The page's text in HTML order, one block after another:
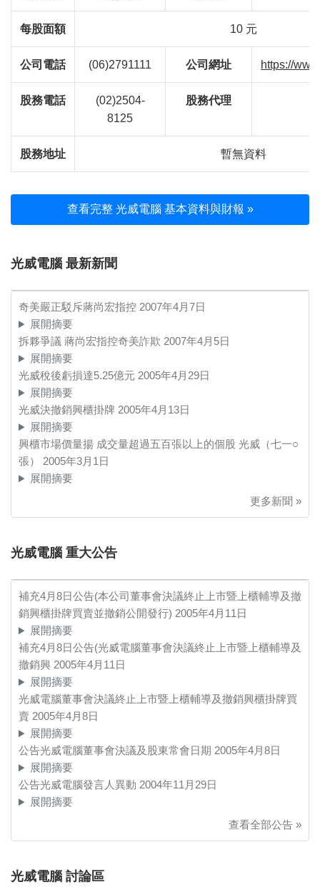
每股面額 10 元
公司電話 (06)2791111 公司網址 https://
股務電話
(02)2504-
8125
股務代理
股務地址 暫無資料
查看完整 光威電腦 基本資料與財報 »
光威電腦 最新新聞
奇美嚴正駁斥蔣尚宏指控 2007年4月7日
展開摘要
拆夥爭議 蔣尚宏指控奇美詐欺 2007年4月5日
展開摘要
光威稅後虧損達5.25億元 2005年4月29日
展開摘要
光威決撤銷興櫃掛牌 2005年4月13日
展開摘要
興櫃市場價量揚 成交量超過五百張以上的個股 光威（七一○
張） 2005年3月1日
展開摘要
更多新聞 »
光威電腦 重大公告
補充4月8日公告(本公司董事會決議終止上市暨上櫃輔導及撤
銷興櫃掛牌買賣並撤銷公開發行) 2005年4月11日
展開摘要
補充4月8日公告(光威電腦董事會決議終止上市暨上櫃輔導及
撤銷興 2005年4月11日
展開摘要
光威電腦董事會決議終止上市暨上櫃輔導及撤銷興櫃掛牌買
賣 2005年4月8日
展開摘要
公告光威電腦董事會決議及股東常會日期 2005年4月8日
展開摘要
公告光威電腦發言人異動 2004年11月29日
展開摘要
查看全部公告 »
光威電腦 討論區